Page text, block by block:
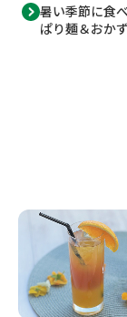
暑い季節に食
ぱり麺＆おかず